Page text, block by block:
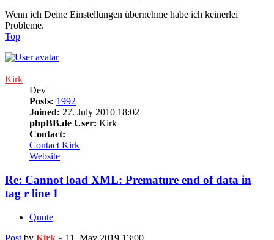
Wenn ich Deine Einstellungen übernehme habe ich keinerlei
Probleme.
Top
Kirk
Dev
Posts: 1992
Joined: 27. July 2010 18:02
phpBB.de User: Kirk
Contact:
Contact Kirk
Website
Re: Cannot load XML: Premature end of data in
tag r line 1
Quote
Post by Kirk » 11. May 2019 13:00